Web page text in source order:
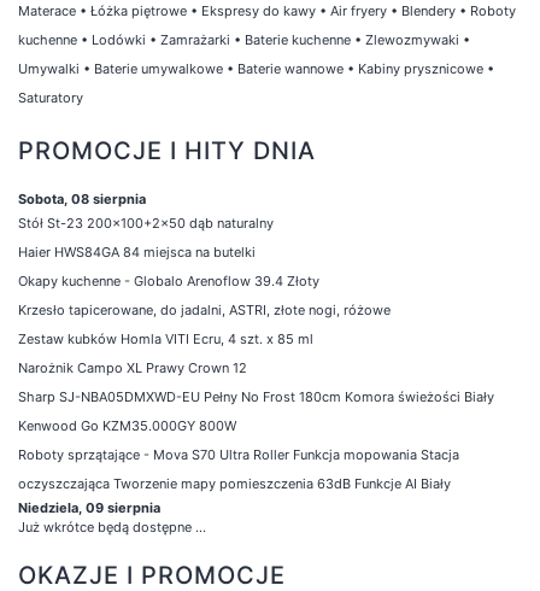
Materace • Łóżka piętrowe • Ekspresy do kawy • Air fryery • Blendery • Roboty
kuchenne • Lodówki • Zamrażarki • Baterie kuchenne • Zlewozmywaki •
Umywalki • Baterie umywalkowe • Baterie wannowe • Kabiny prysznicowe •
Saturatory
PROMOCJE I HITY DNIA
Sobota, 08 sierpnia
Stół St-23 200x100+2x50 dąb naturalny
Haier HWS84GA 84 miejsca na butelki
Okapy kuchenne - Globalo Arenoflow 39.4 Złoty
Krzesło tapicerowane, do jadalni, ASTRI, złote nogi, różowe
Zestaw kubków Homla VITI Ecru, 4 szt. x 85 ml
Narożnik Campo XL Prawy Crown 12
Sharp SJ-NBA05DMXWD-EU Pełny No Frost 180cm Komora świeżości Biały
Kenwood Go KZM35.000GY 800W
Roboty sprzątające - Mova S70 Ultra Roller Funkcja mopowania Stacja
oczyszczająca Tworzenie mapy pomieszczenia 63dB Funkcje AI Biały
Niedziela, 09 sierpnia
Już wkrótce będą dostępne ...
OKAZJE I PROMOCJE